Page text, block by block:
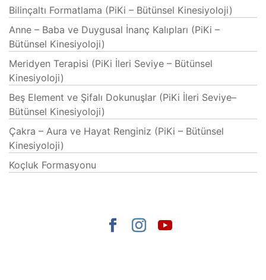
Bilinçaltı Formatlama (PiKi – Bütünsel Kinesiyoloji)
Anne – Baba ve Duygusal İnanç Kalıpları (PiKi –
Bütünsel Kinesiyoloji)
Meridyen Terapisi (PiKi İleri Seviye – Bütünsel
Kinesiyoloji)
Beş Element ve Şifalı Dokunuşlar (PiKi İleri Seviye–
Bütünsel Kinesiyoloji)
Çakra – Aura ve Hayat Renginiz (PiKi – Bütünsel
Kinesiyoloji)
Koçluk Formasyonu